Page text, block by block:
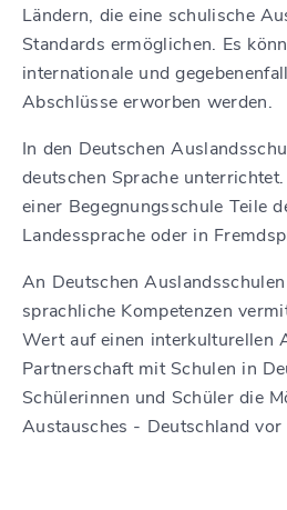
Ländern, die eine schulische
Standards ermöglichen. Es
internationale und
Abschlüsse erworben werden.
In den Deutschen
deutschen Sprache
einer Begegnungsschule Teile
Landessprache oder in
An Deutschen
sprachliche Kompetenzen
Wert auf einen interkulturellen
Partnerschaft mit Schulen in
Schülerinnen und Schüler die
Austausches - Deutschland